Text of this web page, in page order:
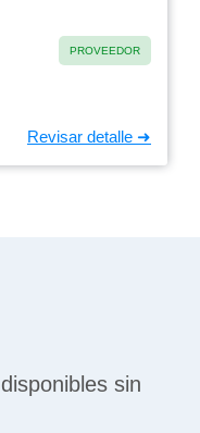
PROVEEDOR
sin